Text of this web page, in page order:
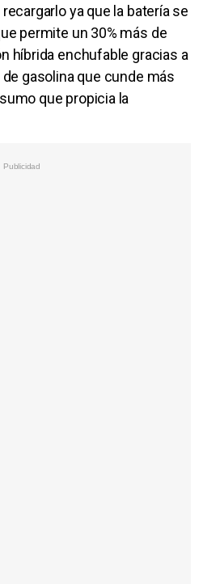
ya que la batería se
permite un 30% más de
híbrida enchufable gracias a
gasolina que cunde más
que propicia la